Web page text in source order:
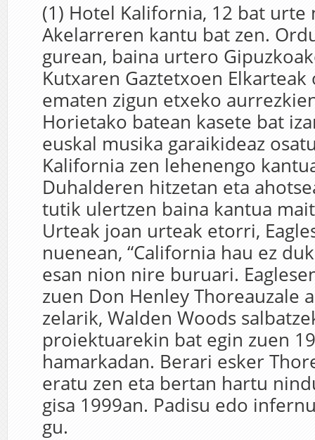
(1) Hotel Kalifornia, 12 bat urte
Akelarreren kantu bat zen.
gurean, baina urtero
Kutxaren Gaztetxoen
ematen zigun etxeko
Horietako batean kasete bat
euskal musika garaikideaz
Kalifornia zen lehenengo
Duhalderen hitzetan eta
tutik ulertzen baina kantua
Urteak joan urteak etorri,
nuenean, “California hau ez
esan nion nire buruari.
zuen Don Henley Thoreauzale
zelarik, Walden Woods
proiektuarekin bat egin zuen
hamarkadan. Berari esker
eratu zen eta bertan hartu
gisa 1999an. Padisu edo
gu.